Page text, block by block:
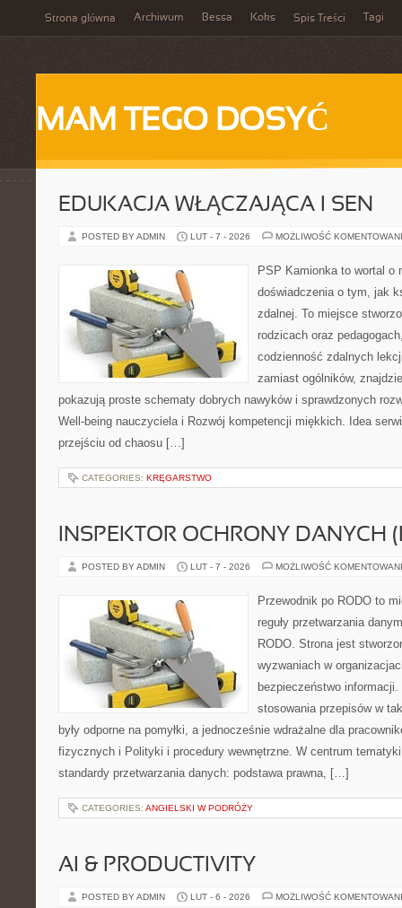
Strona główna Archiwum Bessa Koks Spis Treści Tagi
MAM TEGO DOSYĆ
EDUKACJA WŁĄCZAJĄCA I SEN
POSTED BY ADMIN LUT - 7 - 2026 MOŻLIWOŚĆ
PSP Kamionka to wortal o
doświadczenia o tym, jak
zdalnej. To miejsce
rodzicach oraz
codzienność zdalnych
zamiast ogólników,
pokazują proste schematy dobrych nawyków i sprawdzonych
Well-being nauczyciela i Rozwój kompetencji miękkich. Idea
przejściu od chaosu […]
CATEGORIES: KRĘGARSTWO
INSPEKTOR OCHRONY DANYCH
POSTED BY ADMIN LUT - 7 - 2026 MOŻLIWOŚĆ
Przewodnik po RODO to
reguły przetwarzania
RODO. Strona jest
wyzwaniach w
bezpieczeństwo
stosowania przepisów w
były odporne na pomyłki, a jednocześnie wdrażalne dla
fizycznych i Polityki i procedury wewnętrzne. W centrum
standardy przetwarzania danych: podstawa prawna, […]
CATEGORIES: ANGIELSKI W PODRÓŻY
AI & PRODUCTIVITY
POSTED BY ADMIN LUT - 6 - 2026 MOŻLIWOŚĆ